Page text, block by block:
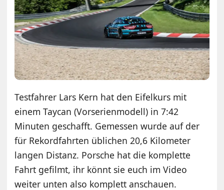
Testfahrer Lars Kern hat den Eifelkurs mit
einem Taycan (Vorserienmodell) in 7:42
Minuten geschafft. Gemessen wurde auf der
für Rekordfahrten üblichen 20,6 Kilometer
langen Distanz. Porsche hat die komplette
Fahrt gefilmt, ihr könnt sie euch im Video
weiter unten also komplett anschauen.